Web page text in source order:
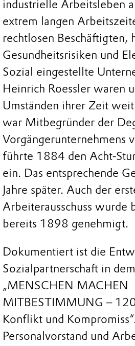
industrielle Arbeitsleben
extrem langen
rechtlosen Beschäftigten,
Gesundheitsrisiken und
Sozial eingestellte
Heinrich Roessler waren
Umständen ihrer Zeit
war Mitbegründer der
Vorgängerunternehmens
führte 1884 den Acht-
ein. Das entsprechende
Jahre später. Auch der
Arbeiterausschuss wurde
bereits 1898 genehmigt.
Dokumentiert ist die
Sozialpartnerschaft in
„MENSCHEN MACHEN
MITBESTIMMUNG –
Konflikt und
Personalvorstand und